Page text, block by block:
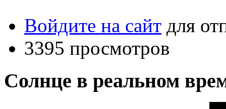
Войдите на сайт для
3395 просмотров
Солнце в реальном